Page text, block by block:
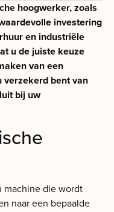
hoogwerker, zoals
investering
en industriële
u de juiste keuze
van een
verzekerd bent van
bij uw
machine die wordt
naar een bepaalde